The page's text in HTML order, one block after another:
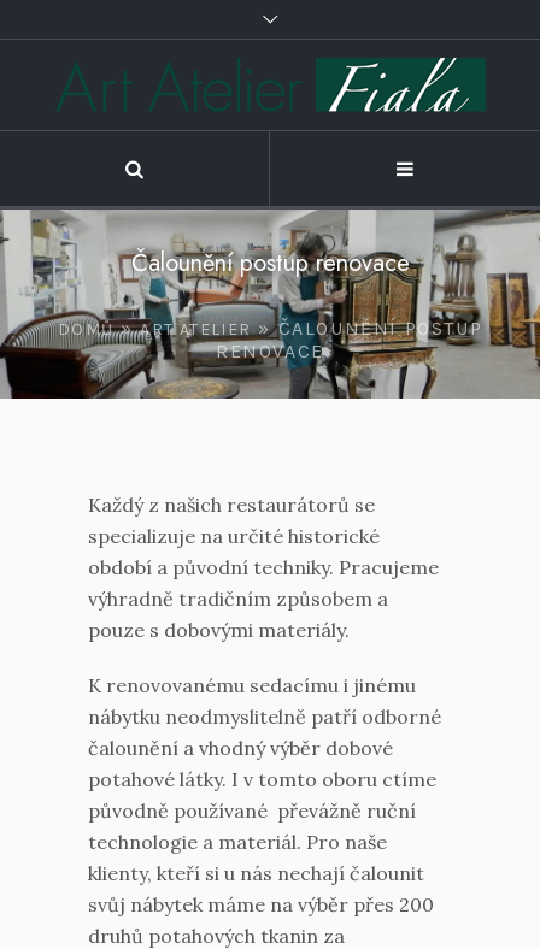
Čalounění postup renovace
DOMŮ»ART ATELIER»ČALOUNĚNÍ POSTUP
RENOVACE
Každý z našich restaurátorů se
specializuje na určité historické
období a původní techniky. Pracujeme
výhradně tradičním způsobem a
pouze s dobovými materiály.
K renovovanému sedacímu i jinému
nábytku neodmyslitelně patří odborné
čalounění a vhodný výběr dobové
potahové látky. I v tomto oboru ctíme
původně používané převážně ruční
technologie a materiál. Pro naše
klienty, kteří si u nás nechají čalounit
svůj nábytek máme na výběr přes 200
druhů potahových tkanin za